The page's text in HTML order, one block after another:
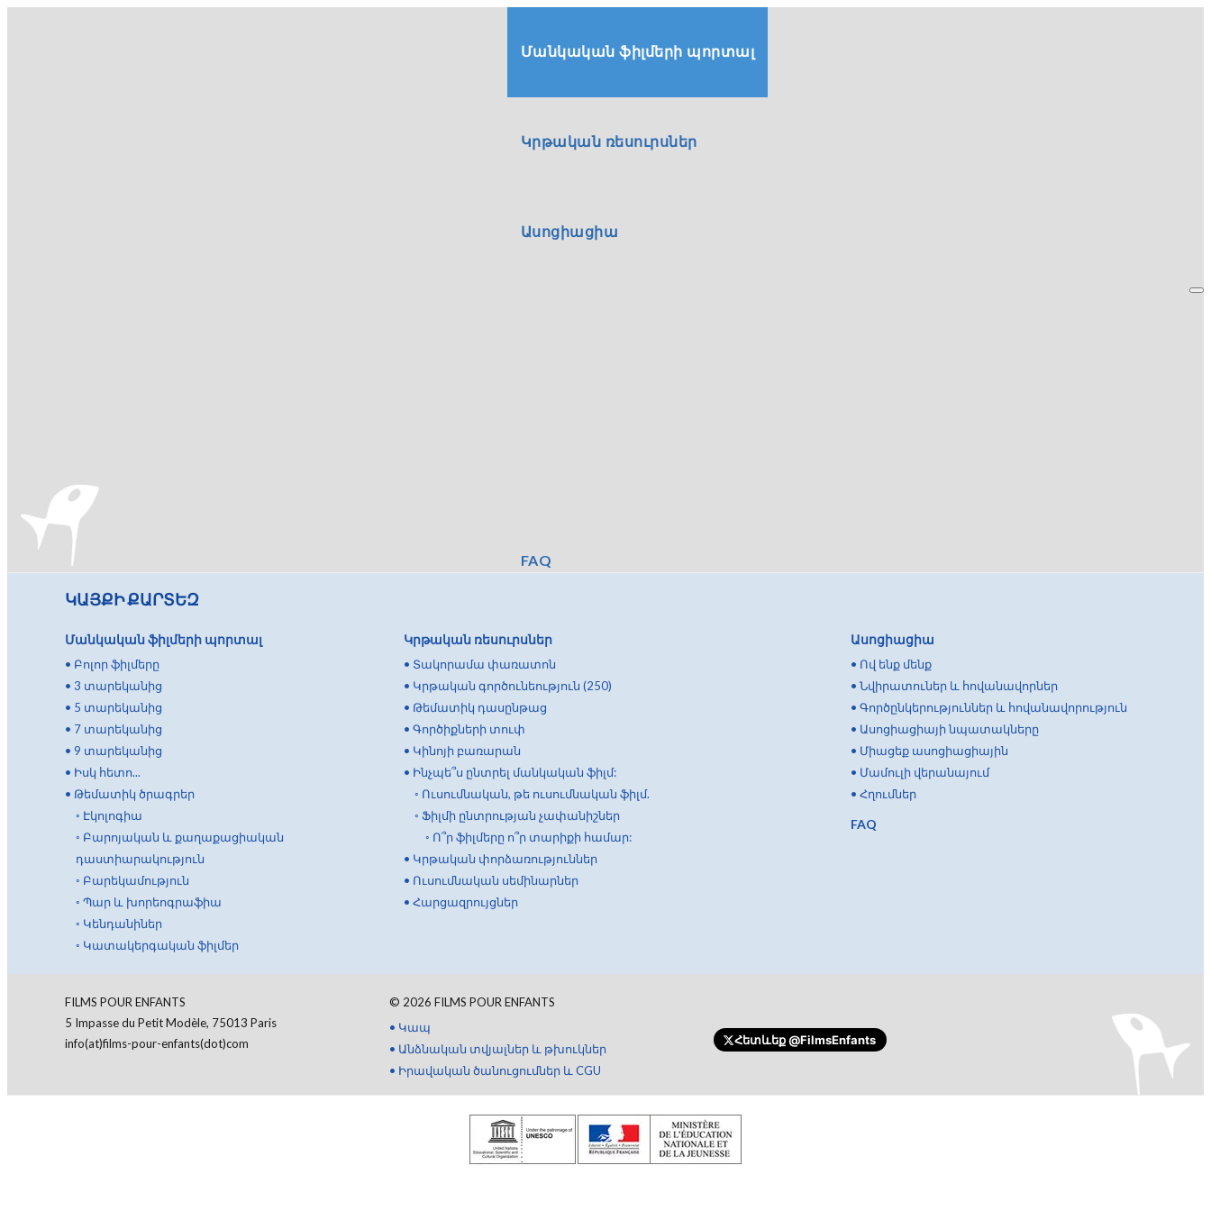
Մանկական ֆիլմերի պորտալ
Կրթական ռեսուրսներ
Ասոցիացիա
FAQ
Կատարեք նվիրատվություն
ԿԱՅՔԻ ՔԱՐՏԵԶ
Մանկական ֆիլմերի պորտալ
• Բոլոր ֆիլմերը
• 3 տարեկանից
• 5 տարեկանից
• 7 տարեկանից
• 9 տարեկանից
• Իսկ հետո...
• Թեմատիկ ծրագրեր
◦ Էկոլոգիա
◦ Բարոյական և քաղաքացիական
դաստիարակություն
◦ Բարեկամություն
◦ Պար և խորեոգրաֆիա
◦ Կենդանիներ
◦ Կատակերգական ֆիլմեր
Կրթական ռեսուրսներ
• Տակորամա փառատոն
• Կրթական գործունեություն (250)
• Թեմատիկ դասընթաց
• Գործիքների տուփ
• Կինոյի բառարան
• Ինչպե՞ս ընտրել մանկական ֆիլմ:
◦ Ուսումնական, թե ուսումնական ֆիլմ.
◦ Ֆիլմի ընտրության չափանիշներ
◦ Ո՞ր ֆիլմերը ո՞ր տարիքի համար:
• Կրթական փորձառություններ
• Ուսումնական սեմինարներ
• Հարցազրույցներ
Ասոցիացիա
• Ով ենք մենք
• Նվիրատուներ և հովանավորներ
• Գործընկերություններ և հովանավորություն
• Ասոցիացիայի նպատակները
• Միացեք ասոցիացիային
• Մամուլի վերանայում
• Հղումներ
FAQ
FILMS POUR ENFANTS
5 Impasse du Petit Modèle, 75013 Paris
info(at)films-pour-enfants(dot)com
© 2026 FILMS POUR ENFANTS
• Կապ
• Անձնական տվյալներ և թխուկներ
• Իրավական ծանուցումներ և CGU
Հետևեք@FilmsEnfants